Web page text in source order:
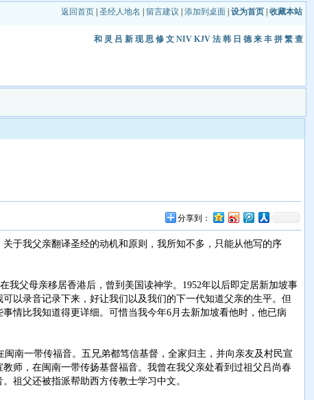
返回首页| 圣经人地名 留言建议 添加到桌面| 设为首页| 收藏本站
和 灵 吕 新 现 思 修 文 NIV KJV 法 韩 日 德 来 丰 拼 繁 查
分享到：
于我父亲翻译圣经的动机和原则，我所知不多，只能从他写的序
父母亲移居香港后，曾到美国读神学。1952年以后即定居新加坡事
以录音记录下来，好让我们以及我们的下一代知道父亲的生平。但
情比我知道得更详细。可惜当我今年6月去新加坡看他时，他已病
南一带传福音。五兄弟都笃信基督，全家归主，并向亲友及村民宣
师，在闽南一带传扬基督福音。我曾在我父亲处看到过祖父吕尚春
祖父还被指派帮助西方传教士学习中文。